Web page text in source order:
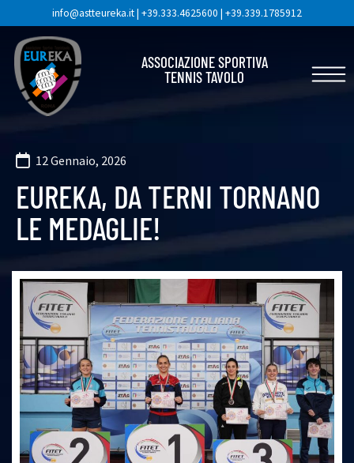
info@astteureka.it| +39.333.4625600 | +39.339.1785912
ASSOCIAZIONE SPORTIVA
TENNIS TAVOLO
12 Gennaio, 2026
EUREKA, DA TERNI TORNANO
LE MEDAGLIE!